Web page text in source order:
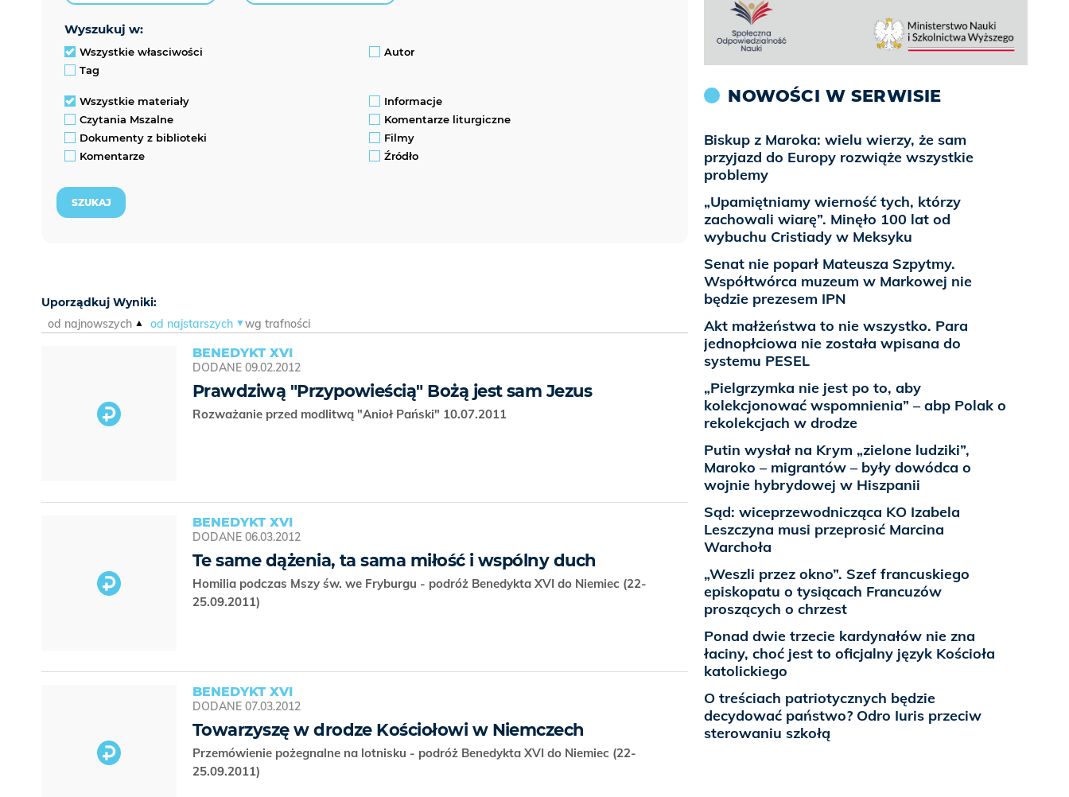
wyszukuj w:
Wszystkie własciwości
Autor
Tag
Wszystkie materiały
Informacje
Czytania Mszalne
Komentarze liturgiczne
Dokumenty z biblioteki
Filmy
Komentarze
Źródło
Uporządkuj Wyniki:
od najnowszych
od najstarszych wg trafności
BENEDYKT XVI
DODANE 09.02.2012
Prawdziwą "Przypowieścią" Bożą jest sam Jezus
Rozważanie przed modlitwą "Anioł Pański" 10.07.2011
BENEDYKT XVI
DODANE 06.03.2012
Te same dążenia, ta sama miłość i wspólny duch
Homilia podczas Mszy św. we Fryburgu - podróż Benedykta XVI do Niemiec (22-
25.09.2011)
BENEDYKT XVI
DODANE 07.03.2012
Towarzyszę w drodze Kościołowi w Niemczech
Przemówienie pożegnalne na lotnisku - podróż Benedykta XVI do Niemiec (22-
25.09.2011)
NOWOŚCI W SERWISIE
Biskup z Maroka: wielu wierzy, że sam
przyjazd do Europy rozwiąże wszystkie
problemy
„Upamiętniamy wierność tych, którzy
zachowali wiarę”. Minęło 100 lat od
wybuchu Cristiady w Meksyku
Senat nie poparł Mateusza Szpytmy.
Współtwórca muzeum w Markowej nie
będzie prezesem IPN
Akt małżeństwa to nie wszystko. Para
jednopłciowa nie została wpisana do
systemu PESEL
„Pielgrzymka nie jest po to, aby
kolekcjonować wspomnienia” – abp Polak o
rekolekcjach w drodze
Putin wysłał na Krym „zielone ludziki”,
Maroko – migrantów – były dowódca o
wojnie hybrydowej w Hiszpanii
Sąd: wiceprzewodnicząca KO Izabela
Leszczyna musi przeprosić Marcina
Warchoła
„Weszli przez okno”. Szef francuskiego
episkopatu o tysiącach Francuzów
proszących o chrzest
Ponad dwie trzecie kardynałów nie zna
łaciny, choć jest to oficjalny język Kościoła
katolickiego
O treściach patriotycznych będzie
decydować państwo? Odro Iuris przeciw
sterowaniu szkołą